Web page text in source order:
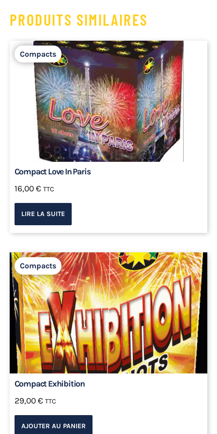
PRODUITS SIMILAIRES
Compacts
Compact Love In Paris
16,00 € TTC
LIRE LA SUITE
Compacts
Compact Exhibition
29,00 € TTC
AJOUTER AU PANIER